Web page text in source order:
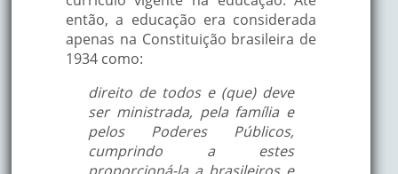
então, a educação era considerada
apenas na Constituição brasileira de
1934 como:
direito de todos e (que) deve
ser ministrada, pela família e
pelos Poderes Públicos,
cumprindo a estes